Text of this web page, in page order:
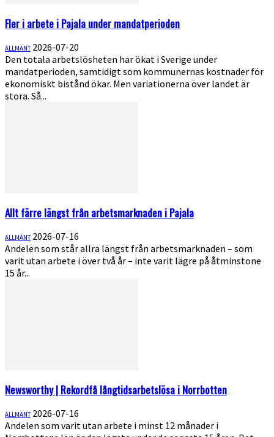
Fler i arbete i Pajala under mandatperioden
ALLMÄNT 2026-07-20
Den totala arbetslösheten har ökat i Sverige under
mandatperioden, samtidigt som kommunernas kostnader för
ekonomiskt bistånd ökar. Men variationerna över landet är
stora. Så...
Allt färre längst från arbets­marknaden i Pajala
ALLMÄNT 2026-07-16
Andelen som står allra längst från arbetsmarknaden – som
varit utan arbete i över två år – inte varit lägre på åtminstone
15 år...
Newsworthy | Rekordfå långtids­arbetslösa i Norrbotten
ALLMÄNT 2026-07-16
Andelen som varit utan arbete i minst 12 månader i